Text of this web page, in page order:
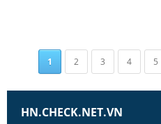
1 2 3 4 5
HN.CHECK.NET.VN